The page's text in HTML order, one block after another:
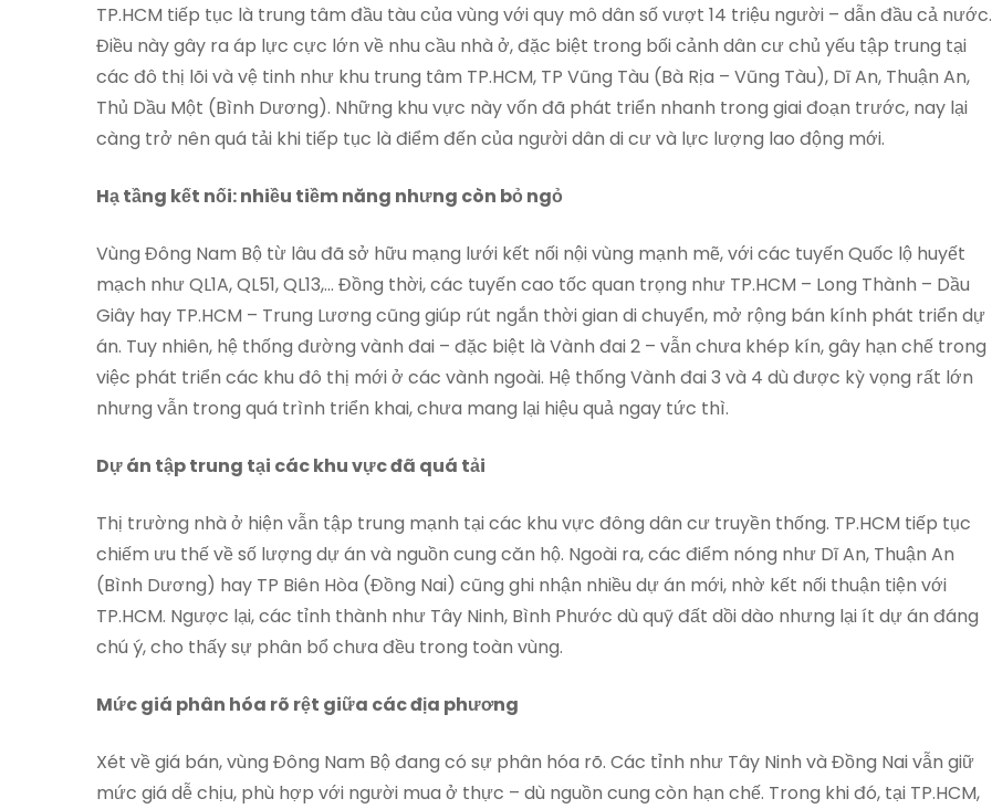
TP.HCM tiếp tục là trung tâm đầu tàu của vùng với quy mô dân số vượt 14 triệu người – dẫn đầu cả nước.
Điều này gây ra áp lực cực lớn về nhu cầu nhà ở, đặc biệt trong bối cảnh dân cư chủ yếu tập trung tại
các đô thị lõi và vệ tinh như khu trung tâm TP.HCM, TP Vũng Tàu (Bà Rịa – Vũng Tàu), Dĩ An, Thuận An,
Thủ Dầu Một (Bình Dương). Những khu vực này vốn đã phát triển nhanh trong giai đoạn trước, nay lại
càng trở nên quá tải khi tiếp tục là điểm đến của người dân di cư và lực lượng lao động mới.
Hạ tầng kết nối: nhiều tiềm năng nhưng còn bỏ ngỏ
Vùng Đông Nam Bộ từ lâu đã sở hữu mạng lưới kết nối nội vùng mạnh mẽ, với các tuyến Quốc lộ huyết
mạch như QL1A, QL51, QL13,… Đồng thời, các tuyến cao tốc quan trọng như TP.HCM – Long Thành – Dầu
Giây hay TP.HCM – Trung Lương cũng giúp rút ngắn thời gian di chuyển, mở rộng bán kính phát triển dự
án. Tuy nhiên, hệ thống đường vành đai – đặc biệt là Vành đai 2 – vẫn chưa khép kín, gây hạn chế trong
việc phát triển các khu đô thị mới ở các vành ngoài. Hệ thống Vành đai 3 và 4 dù được kỳ vọng rất lớn
nhưng vẫn trong quá trình triển khai, chưa mang lại hiệu quả ngay tức thì.
Dự án tập trung tại các khu vực đã quá tải
Thị trường nhà ở hiện vẫn tập trung mạnh tại các khu vực đông dân cư truyền thống. TP.HCM tiếp tục
chiếm ưu thế về số lượng dự án và nguồn cung căn hộ. Ngoài ra, các điểm nóng như Dĩ An, Thuận An
(Bình Dương) hay TP Biên Hòa (Đồng Nai) cũng ghi nhận nhiều dự án mới, nhờ kết nối thuận tiện với
TP.HCM. Ngược lại, các tỉnh thành như Tây Ninh, Bình Phước dù quỹ đất dồi dào nhưng lại ít dự án đáng
chú ý, cho thấy sự phân bổ chưa đều trong toàn vùng.
Mức giá phân hóa rõ rệt giữa các địa phương
Xét về giá bán, vùng Đông Nam Bộ đang có sự phân hóa rõ. Các tỉnh như Tây Ninh và Đồng Nai vẫn giữ
mức giá dễ chịu, phù hợp với người mua ở thực – dù nguồn cung còn hạn chế. Trong khi đó, tại TP.HCM,